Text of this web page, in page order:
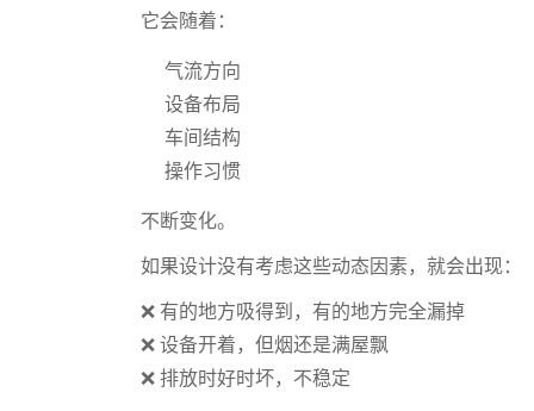
它会随着：
气流方向
设备布局
车间结构
操作习惯
不断变化。
如果设计没有考虑这些动态因素，就会出现：
❌ 有的地方吸得到，有的地方完全漏掉
❌ 设备开着，但烟还是满屋飘
❌ 排放时好时坏，不稳定